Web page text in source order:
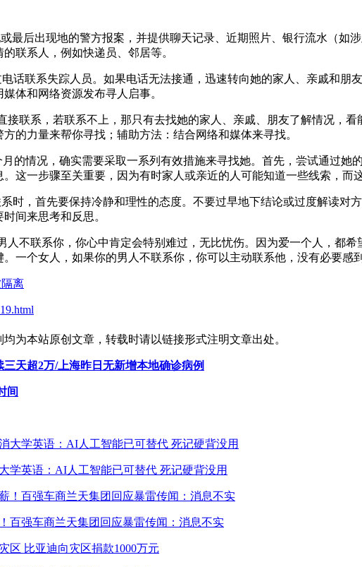
最后出现地的警方报案，并提供聊天记录、近期照片、银行流水（如
联系人，例如快递员、邻居等。
话联系失踪人员。如果电话无法接通，迅速转向她的家人、亲戚和
体和网络资源发布寻人启事。
接联系，若联系不上，那只有去找她的家人、亲戚、朋友了解情况，
的力量来帮你寻找；辅助方法：结合网络和媒体来寻找。
月的情况，确实需要采取一系列有效措施来寻找她。首先，尝试通过
这一步骤至关重要，因为有时家人或亲近的人可能知道一些线索，而
时，首先要保持冷静和理性的态度。不要过早地下结论或过度解读
间来思考和反思。
人不联系你，你心中肯定会特别难过，无比忧伤。因为爱一个人，都
一个女人，如果你的男人不联系你，你可以主动联系他，没有必要感到
离
为本站原创文章，转载时请以链接形式注明文章出处。
三天超2万/上海昨日无新增本地确诊病例
间
学英语：AI人工智能已可替代 死记硬背没用
百强车商兰天集团回应暴雷传闻：消息不实